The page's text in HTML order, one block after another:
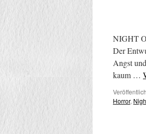
NIGHT
Der
Angst
kaum …
Horror,